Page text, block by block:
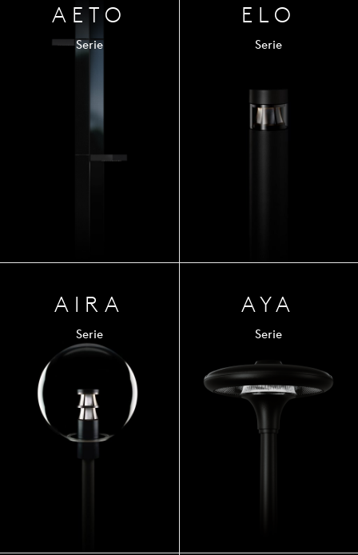
AETO
Serie
ELO
Serie
AIRA
Serie
AYA
Serie